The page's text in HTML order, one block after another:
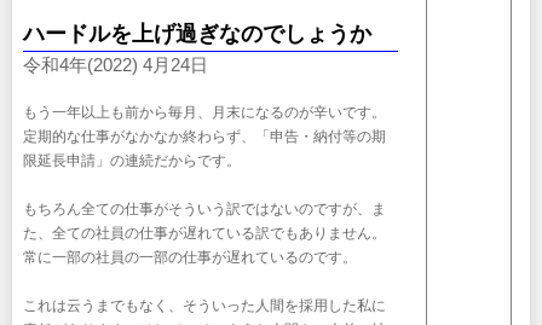
ハードルを上げ過ぎなのでしょうか
令和4年(2022) 4月24日
もう一年以上も前から毎月、月末になるのが辛いです。
定期的な仕事がなかなか終わらず、「申告・納付等の期
限延長申請」の連続だからです。
もちろん全ての仕事がそういう訳ではないのですが、ま
た、全ての社員の仕事が遅れている訳でもありません。
常に一部の社員の一部の仕事が遅れているのです。
これは云うまでもなく、そういった人間を採用した私に